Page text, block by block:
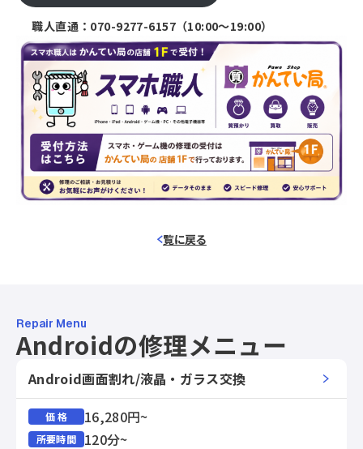
職人直通： 070-9277-6157（10:00〜19:00）
覧に戻る
Repair Menu
Androidの修理メニュー
Android画面割れ/液晶・ガラス交換
価 格 16,280円~
所要時間 120分~